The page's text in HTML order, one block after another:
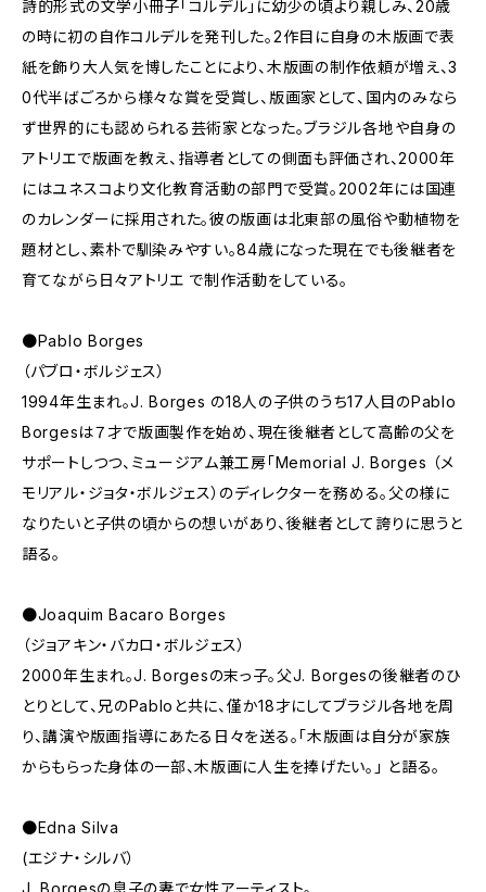
詩的形式の文学小冊子「コルデル」に幼少の頃より親しみ、20歳
の時に初の自作コルデルを発刊した。2作目に自身の木版画で表
紙を飾り大人気を博したことにより、木版画の制作依頼が増え、3
0代半ばごろから様々な賞を受賞し、版画家として、国内のみなら
ず世界的にも認められる芸術家となった。ブラジル各地や自身の
アトリエで版画を教え、指導者としての側面も評価され、2000年
にはユネスコより文化教育活動の部門で受賞。2002年には国連
のカレンダーに採用された。彼の版画は北東部の風俗や動植物を
題材とし、素朴で馴染みやすい。84歳になった現在でも後継者を
育てながら日々アトリエ で制作活動をしている。
●Pablo Borges
（パブロ・ボルジェス）
1994年生まれ。J. Borges の18人の子供のうち17人目のPablo
Borgesは７才で版画製作を始め、現在後継者として高齢の父を
サポートしつつ、ミュージアム兼工房「Memorial J. Borges （メ
モリアル・ジョタ・ボルジェス）のディレクターを務める。父の様に
なりたいと子供の頃からの想いがあり、後継者として誇りに思うと
語る。
●Joaquim Bacaro Borges
（ジョアキン・バカロ・ボルジェス）
2000年生まれ。J. Borgesの末っ子。父J. Borgesの後継者のひ
とりとして、兄のPabloと共に、僅か18才にしてブラジル各地を周
り、講演や版画指導にあたる日々を送る。「木版画は自分が家族
からもらった身体の一部、木版画に人生を捧げたい。」 と語る。
●Edna Silva
(エジナ・シルバ）
J. Borgesの息子の妻で女性アーティスト。